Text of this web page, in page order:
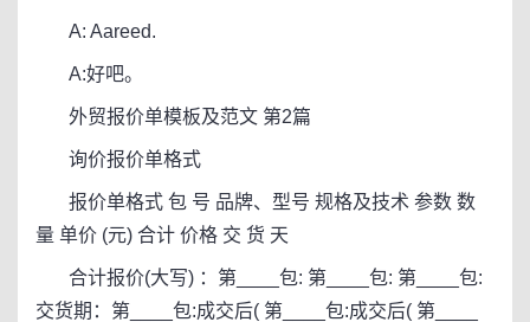
A: Aareed.
A:好吧。
外贸报价单模板及范文 第2篇
询价报价单格式
报价单格式 包 号 品牌、型号 规格及技术 参数 数
量 单价 (元) 合计 价格 交 货 天
合计报价(大写) ：第____包: 第____包: 第____包:
交货期：第____包:成交后( 第____包:成交后( 第____